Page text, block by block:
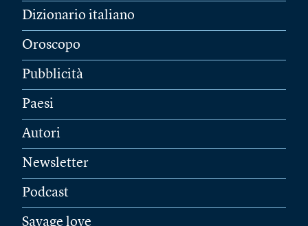
Dizionario italiano
Oroscopo
Pubblicità
Paesi
Autori
Newsletter
Podcast
Savage love